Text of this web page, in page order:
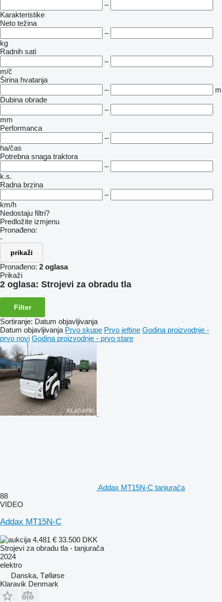
–
Karakteristike
Neto težina
–
kg
Radnih sati
–
m/č
Širina hvatanja
–
m
Dubina obrade
–
mm
Performanca
–
ha/čas
Potrebna snaga traktora
–
k.s.
Radna brzina
–
km/h
Nedostaju filtri?
Predložite izmjenu
Pronađeno:
-
prikaži
Pronađeno: 2 oglasa
Prikaži
2 oglasa: Strojevi za obradu tla
Filter
Sortiranje: Datum objavljivanja
Datum objavljivanja Prvo skupe Prvo jeftine Godina proizvodnje -
prvo novi Godina proizvodnje - prvo stare
Addax MT15N-C tanjurača
88
VIDEO
Addax MT15N-C
4.481 € 33.500 DKK
Strojevi za obradu tla - tanjurača
2024
elektro
Danska, Tølløse
Klaravik Denmark